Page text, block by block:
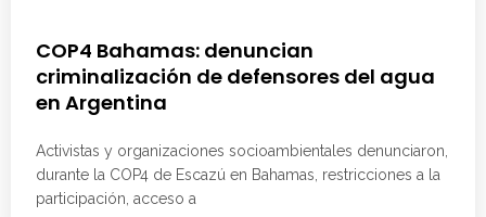
COP4 Bahamas: denuncian
criminalización de defensores del agua
en Argentina
Activistas y organizaciones socioambientales denunciaron,
durante la COP4 de Escazú en Bahamas, restricciones a la
participación, acceso a